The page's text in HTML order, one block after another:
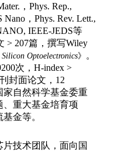
，Phys. Rep.,
Nano，Phys. Rev. Lett.,
IEEE-JEDS等
> 207篇，撰写Wiley
Optoelectronics》
。
次，H-index >
封面论文，12
家自然科学基金委重
重大基金培育项
金等。
技术团队，面向国